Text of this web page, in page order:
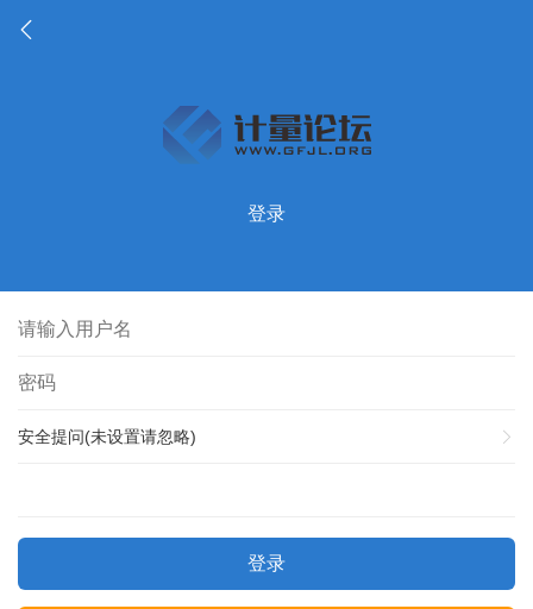
登录
安全提问(未设置请忽略)
登录